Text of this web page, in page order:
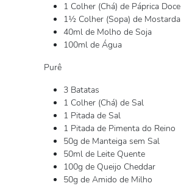
1 Colher (Chá) de Páprica Doce
1½ Colher (Sopa) de Mostarda
40ml de Molho de Soja
100ml de Água
Purê
3 Batatas
1 Colher (Chá) de Sal
1 Pitada de Sal
1 Pitada de Pimenta do Reino
50g de Manteiga sem Sal
50ml de Leite Quente
100g de Queijo Cheddar
50g de Amido de Milho